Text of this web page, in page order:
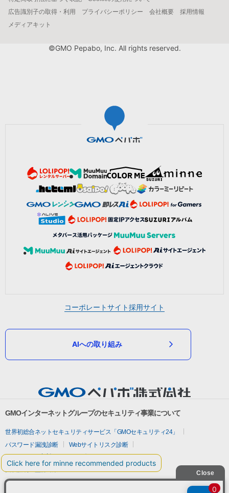
広告識別子の取得・利用
プライバシーポリシー 会社概要
採用情報
メディアキット
©GMO Pepabo, Inc. All rights reserved.
コーポレートサイト採用サイト
AIへの取り組み
GMOインターネットグループのセキュリティ事業について
世界初総合ネットセキュリティサービス「GMOセキュリティ24」
パスワード漏洩診断
Webサイトリスク診断
セキュリティ相談AIチャットボット
実在証明・盗聴対策
サイバー攻撃対策（GMOサイバーセキュリティ byイエラエ）